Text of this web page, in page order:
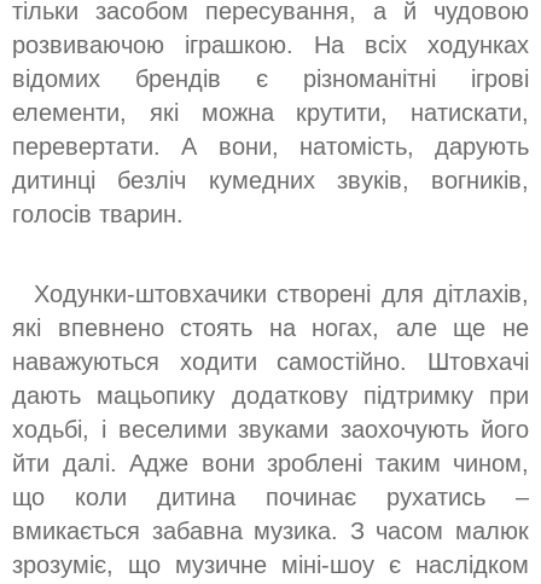
тільки засобом пересування, а й чудовою
розвиваючою іграшкою. На всіх ходунках
відомих брендів є різноманітні ігрові
елементи, які можна крутити, натискати,
перевертати. А вони, натомість, дарують
дитинці безліч кумедних звуків, вогників,
голосів тварин.
Ходунки-штовхачики створені для дітлахів,
які впевнено стоять на ногах, але ще не
наважуються ходити самостійно. Штовхачі
дають мацьопику додаткову підтримку при
ходьбі, і веселими звуками заохочують його
йти далі. Адже вони зроблені таким чином,
що коли дитина починає рухатись –
вмикається забавна музика. З часом малюк
зрозуміє, що музичне міні-шоу є наслідком